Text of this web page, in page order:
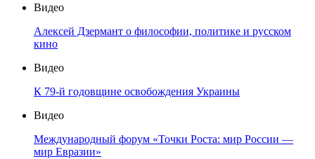
Видео
Алексей Дзермант о философии, политике и русском
кино
Видео
К 79-й годовщине освобождения Украины
Видео
Международный форум «Точки Роста: мир России —
мир Евразии»